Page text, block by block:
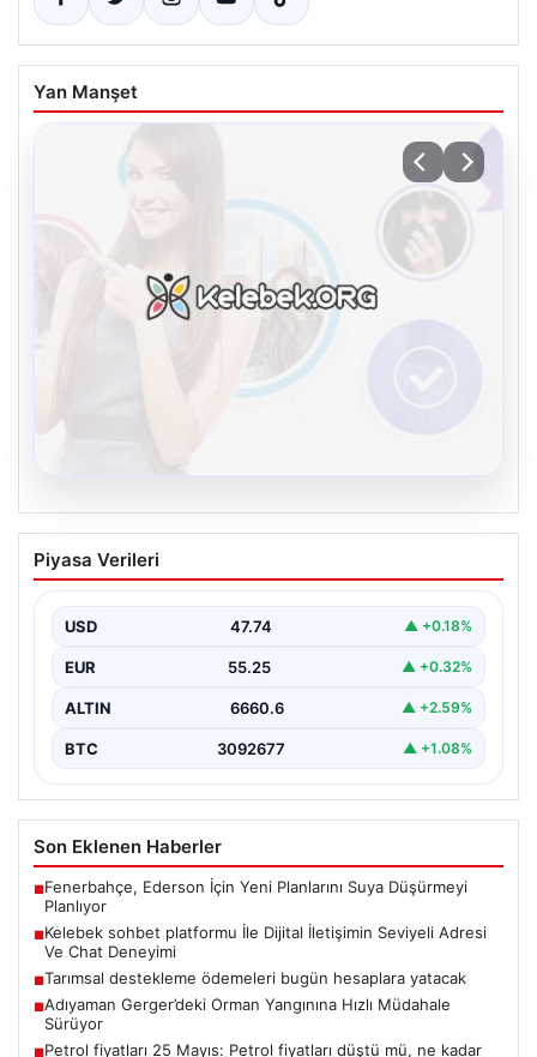
Yan Manşet
Kelebek sohbet platformu İle Dijital
İletişimin Seviyeli Adresi Ve Chat
İnternet dünyasında kullanıcıların güvenli bir şekilde
Günümüzde…
Piyasa Verileri
USD 47.74 ▲ +0.18%
EUR 55.25 ▲ +0.32%
ALTIN 6660.6 ▲ +2.59%
BTC 3092677 ▲ +1.08%
Son Eklenen Haberler
■Fenerbahçe, Ederson İçin Yeni Planlarını Suya Düşürmeyi
Planlıyor
■Kelebek sohbet platformu İle Dijital İletişimin Seviyeli Adresi
Ve Chat Deneyimi
■Tarımsal destekleme ödemeleri bugün hesaplara yatacak
■Adıyaman Gerger’deki Orman Yangınına Hızlı Müdahale
Sürüyor
■Petrol fiyatları 25 Mayıs: Petrol fiyatları düştü mü, ne kadar